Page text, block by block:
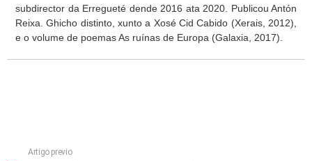
subdirector da Erregueté dende 2016 ata 2020. Publicou Antón
Reixa. Ghicho distinto, xunto a Xosé Cid Cabido (Xerais, 2012),
e o volume de poemas As ruínas de Europa (Galaxia, 2017).
Artigo previo